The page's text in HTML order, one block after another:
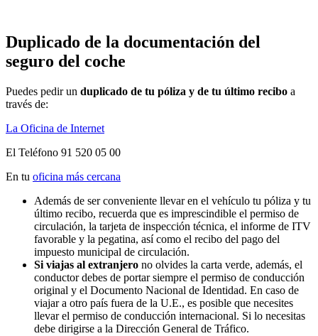
Duplicado de la documentación del
seguro del coche
Puedes pedir un duplicado de tu póliza y de tu último recibo a
través de:
La Oficina de Internet
El Teléfono 91 520 05 00
En tu oficina más cercana
Además de ser conveniente llevar en el vehículo tu póliza y tu
último recibo, recuerda que es imprescindible el permiso de
circulación, la tarjeta de inspección técnica, el informe de ITV
favorable y la pegatina, así como el recibo del pago del
impuesto municipal de circulación.
Si viajas al extranjero no olvides la carta verde, además, el
conductor debes de portar siempre el permiso de conducción
original y el Documento Nacional de Identidad. En caso de
viajar a otro país fuera de la U.E., es posible que necesites
llevar el permiso de conducción internacional. Si lo necesitas
debe dirigirse a la Dirección General de Tráfico.